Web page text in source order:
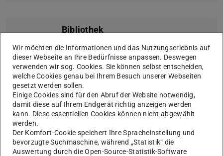
Bibliothek
Verwalte deine ausgeliehenen Bücher, verlängere
Fristen und behalte wichtige Termine im Blick – ganz
bequem in der App.
Wichtige Links
Zugriff auf zentrale Services und Seiten der TU – von
Prüfungsanmeldung bis Stundenplan.
Wir möchten die Informationen und das Nutzungserlebnis auf
dieser Webseite an Ihre Bedürfnisse anpassen. Deswegen
verwenden wir sog. Cookies. Sie können selbst entscheiden,
welche Cookies genau bei Ihrem Besuch unserer Webseiten
gesetzt werden sollen.
Einige Cookies sind für den Abruf der Website notwendig,
damit diese auf Ihrem Endgerät richtig anzeigen werden
kann. Diese essentiellen Cookies können nicht abgewählt
werden.
Der Komfort-Cookie speichert Ihre Spracheinstellung und
bevorzugte Suchmaschine, während „Statistik“ die
Auswertung durch die Open-Source-Statistik-Software